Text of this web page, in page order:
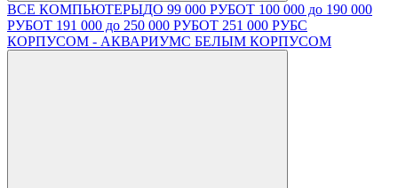
ВСЕ КОМПЬЮТЕРЫДО 99 000 РУБОТ 100 000 до 190 000
РУБОТ 191 000 до 250 000 РУБОТ 251 000 РУБС
КОРПУСОМ - АКВАРИУМС БЕЛЫМ КОРПУСОМ